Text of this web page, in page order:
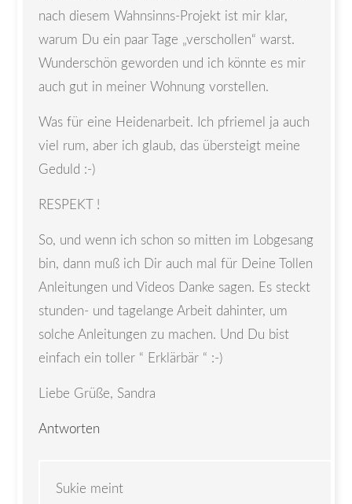
nach diesem Wahnsinns-Projekt ist mir klar,
warum Du ein paar Tage „verschollen“ warst.
Wunderschön geworden und ich könnte es mir
auch gut in meiner Wohnung vorstellen.
Was für eine Heidenarbeit. Ich pfriemel ja auch
viel rum, aber ich glaub, das übersteigt meine
Geduld :-)
RESPEKT !
So, und wenn ich schon so mitten im Lobgesang
bin, dann muß ich Dir auch mal für Deine Tollen
Anleitungen und Videos Danke sagen. Es steckt
stunden- und tagelange Arbeit dahinter, um
solche Anleitungen zu machen. Und Du bist
einfach ein toller “ Erklärbär “ :-)
Liebe Grüße, Sandra
Antworten
Sukie meint